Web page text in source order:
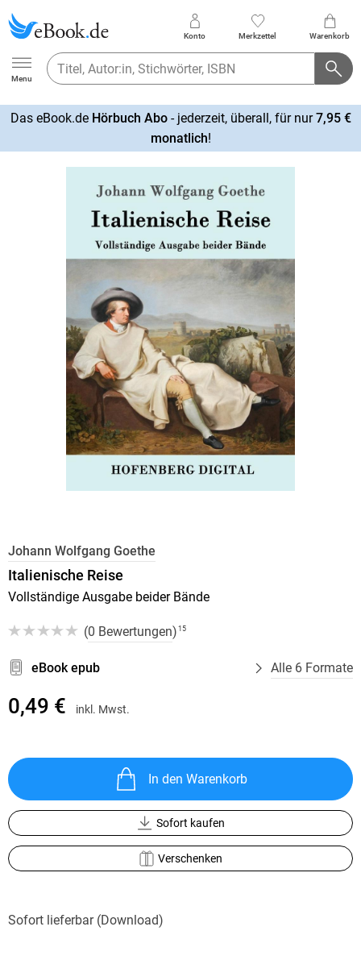
Ebook.de
Menu
Konto Merkzettel Warenkorb
Das eBook.de Hörbuch Abo- jederzeit, überall, für nur7,95 €
monatlich!
Johann Wolfgang Goethe
Italienische Reise
Vollständige Ausgabe beider Bände
(0 Bewertungen) 15
eBook epub Alle 6 Formate
0,49 € inkl. Mwst.
In den Warenkorb
Sofort kaufen
Verschenken
Sofort lieferbar (Download)